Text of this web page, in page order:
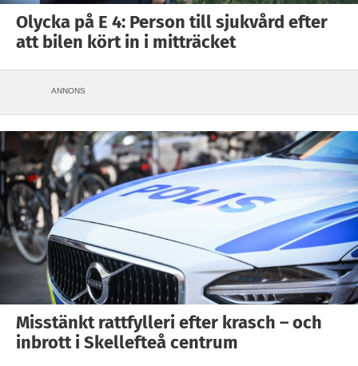
Olycka på E 4: Person till sjukvård efter
att bilen kört in i mitträcket
ANNONS
Misstänkt rattfylleri efter krasch – och
inbrott i Skellefteå centrum